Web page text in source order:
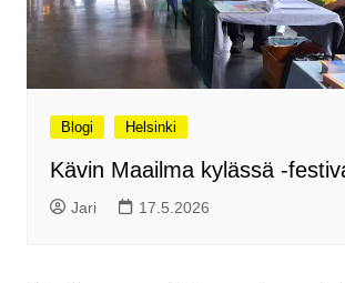
Blogi Helsinki
Kävin Maailma kylässä -
Jari 17.5.2026